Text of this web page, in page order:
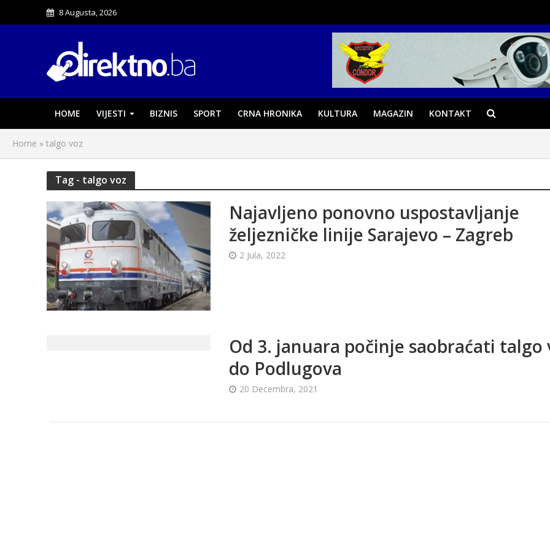
8 Augusta, 2026
HOME VIJESTI BIZNIS SPORT CRNA HRONIKA KULTURA MAGAZIN KONTAKT
Home » talgo voz
Tag - talgo voz
Najavljeno ponovno uspostavljanje
željezničke linije Sarajevo – Zagreb
2 Jula, 2022
Od 3. januara počinje saobraćati talgo
do Podlugova
20 Decembra, 2021